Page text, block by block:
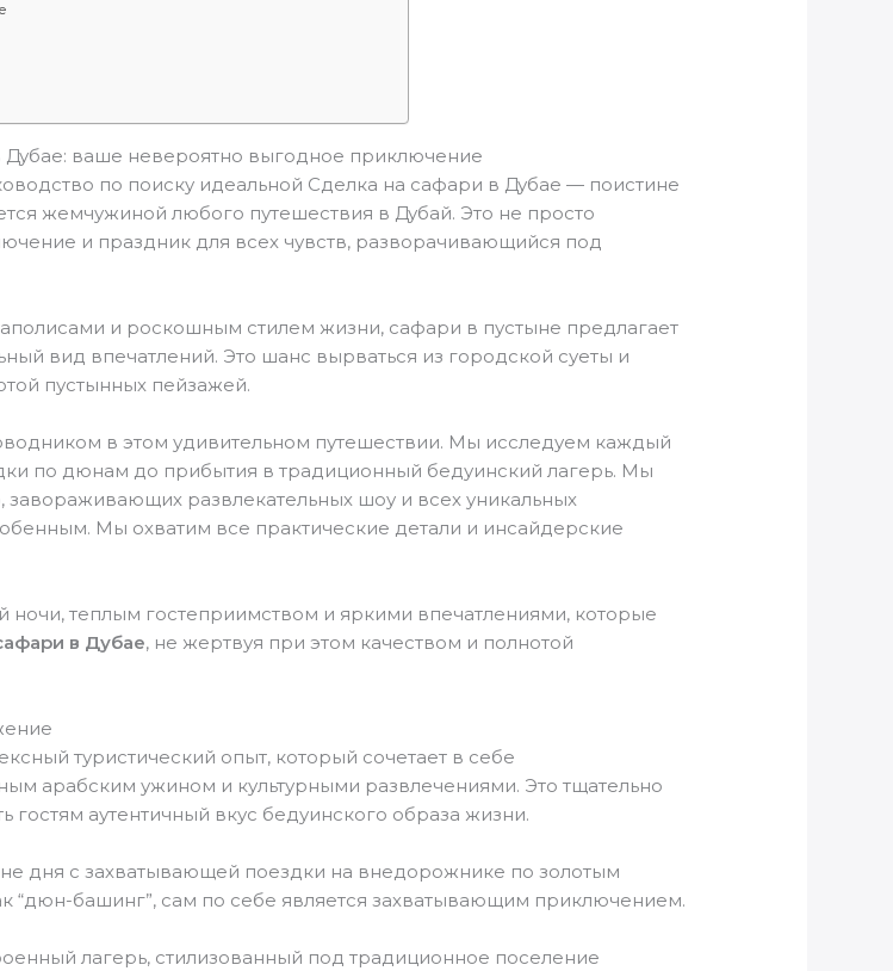
ваше невероятно выгодное приключение
по поиску идеальной Сделка на сафари в Дубае — поистине
жемчужиной любого путешествия в Дубай. Это не просто
и праздник для всех чувств, разворачивающийся под
и роскошным стилем жизни, сафари в пустыне предлагает
вид впечатлений. Это шанс вырваться из городской суеты и
пустынных пейзажей.
в этом удивительном путешествии. Мы исследуем каждый
по дюнам до прибытия в традиционный бедуинский лагерь. Мы
развлекательных шоу и всех уникальных
Мы охватим все практические детали и инсайдерские
ночи, теплым гостеприимством и яркими впечатлениями, которые
в Дубае, не жертвуя при этом качеством и полнотой
туристический опыт, который сочетает в себе
арабским ужином и культурными развлечениями. Это тщательно
аутентичный вкус бедуинского образа жизни.
дня с захватывающей поездки на внедорожнике по золотым
“дюн-башинг”, сам по себе является захватывающим приключением.
лагерь, стилизованный под традиционное поселение